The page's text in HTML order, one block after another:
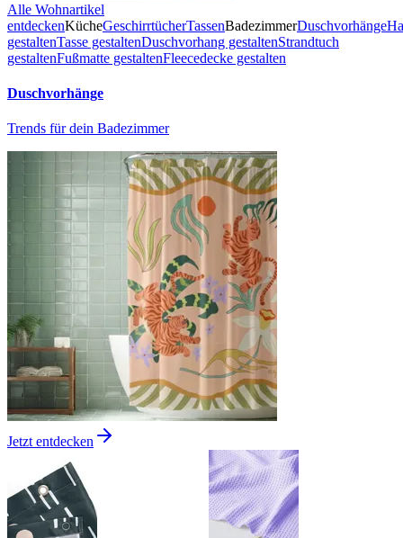
Alle Wohnartikel
entdeckenKücheGeschirrtücherTassenBadezimmerDuschvorhänge
gestaltenTasse gestaltenDuschvorhang gestaltenStrandtuch
gestaltenFußmatte gestaltenFleecedecke gestalten
Duschvorhänge
Trends für dein Badezimmer
Jetzt entdecken